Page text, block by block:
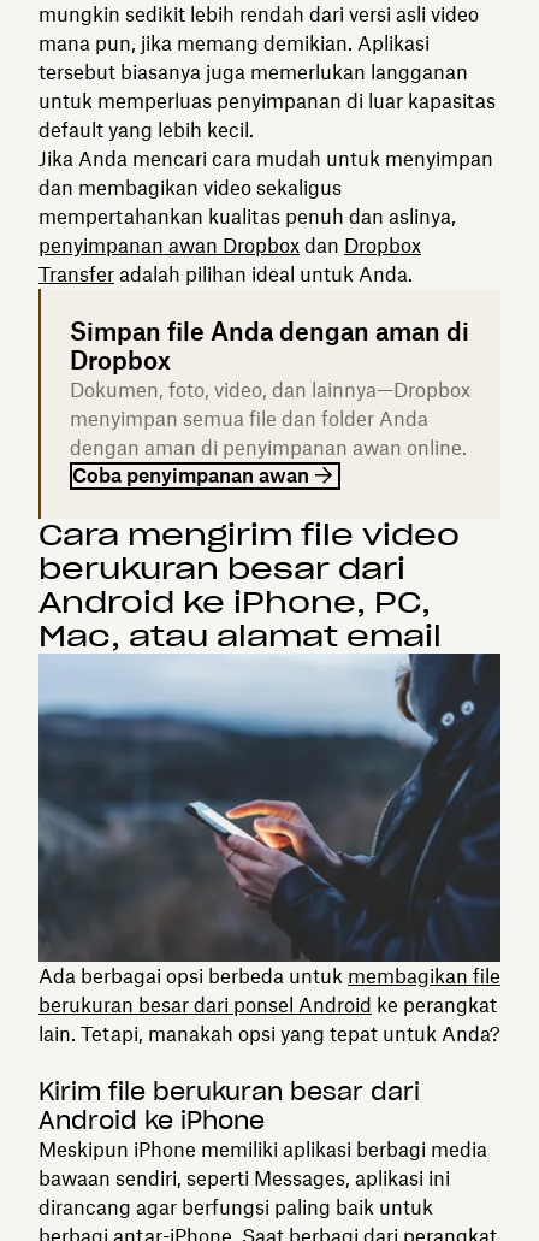
mungkin sedikit lebih rendah dari versi asli video
mana pun, jika memang demikian. Aplikasi
tersebut biasanya juga memerlukan langganan
untuk memperluas penyimpanan di luar kapasitas
default yang lebih kecil.
Jika Anda mencari cara mudah untuk menyimpan
dan membagikan video sekaligus
mempertahankan kualitas penuh dan aslinya,
penyimpanan awan Dropbox dan Dropbox
Transfer adalah pilihan ideal untuk Anda.
Simpan file Anda dengan aman di
Dropbox
Dokumen, foto, video, dan lainnya—Dropbox
menyimpan semua file dan folder Anda
dengan aman di penyimpanan awan online.
Coba penyimpanan awan
Cara mengirim file video
berukuran besar dari
Android ke iPhone, PC,
Mac, atau alamat email
Ada berbagai opsi berbeda untuk membagikan file
berukuran besar dari ponsel Android ke perangkat
lain. Tetapi, manakah opsi yang tepat untuk Anda?
Kirim file berukuran besar dari
Android ke iPhone
Meskipun iPhone memiliki aplikasi berbagi media
bawaan sendiri, seperti Messages, aplikasi ini
dirancang agar berfungsi paling baik untuk
berbagi antar-iPhone. Saat berbagi dari perangkat